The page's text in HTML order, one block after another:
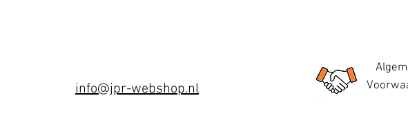
info@jpr-webshop.nl